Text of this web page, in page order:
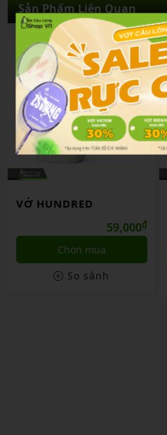
Sản Phẩm Liên Quan
VỚ HUNDRED
59,000₫
Chọn mua
So sánh